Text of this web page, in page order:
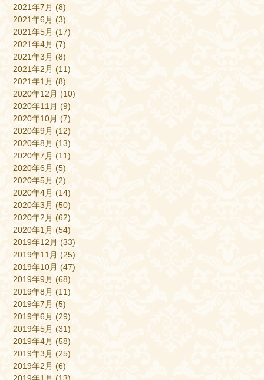
2021年7月 (8)
2021年6月 (3)
2021年5月 (17)
2021年4月 (7)
2021年3月 (8)
2021年2月 (11)
2021年1月 (8)
2020年12月 (10)
2020年11月 (9)
2020年10月 (7)
2020年9月 (12)
2020年8月 (13)
2020年7月 (11)
2020年6月 (5)
2020年5月 (2)
2020年4月 (14)
2020年3月 (50)
2020年2月 (62)
2020年1月 (54)
2019年12月 (33)
2019年11月 (25)
2019年10月 (47)
2019年9月 (68)
2019年8月 (11)
2019年7月 (5)
2019年6月 (29)
2019年5月 (31)
2019年4月 (58)
2019年3月 (25)
2019年2月 (6)